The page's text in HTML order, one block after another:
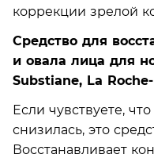
Средство для
и овала лица для
Substiane, La
Если чувствуете,
снизилась, это
Восстанавливает